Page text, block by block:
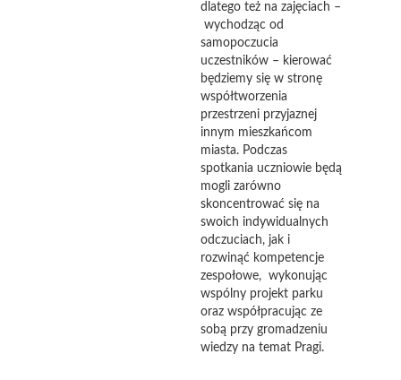
dlatego też na zajęciach –
wychodząc od
samopoczucia
uczestników – kierować
będziemy się w stronę
współtworzenia
przestrzeni przyjaznej
innym mieszkańcom
miasta. Podczas
spotkania uczniowie będą
mogli zarówno
skoncentrować się na
swoich indywidualnych
odczuciach, jak i
rozwinąć kompetencje
zespołowe, wykonując
wspólny projekt parku
oraz współpracując ze
sobą przy gromadzeniu
wiedzy na temat Pragi.